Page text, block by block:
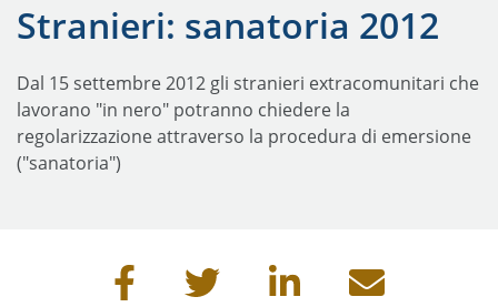
Stranieri: sanatoria 2012
Dal 15 settembre 2012 gli stranieri extracomunitari che
lavorano "in nero" potranno chiedere la
regolarizzazione attraverso la procedura di emersione
("sanatoria")
Condividi questa pagina